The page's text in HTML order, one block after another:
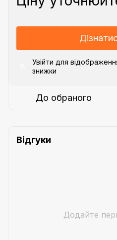
Увійти для
знижки
До обраного
Відгуки
Додайте